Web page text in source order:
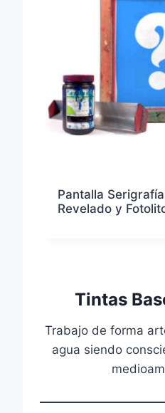
Pantalla
Revelado y
Tintas
Trabajo de forma
agua siendo